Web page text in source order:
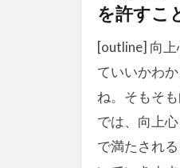
を許すこ
[outline] 向
ていいかわ
ね。そもそ
では、向上
で満たされ